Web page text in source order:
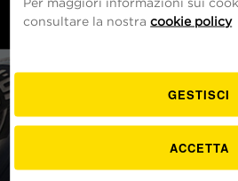
Per maggiori informazioni sui
consultare la nostracookie policy
GESTISCI
ACCETTA
SOSTENIBILITÀ